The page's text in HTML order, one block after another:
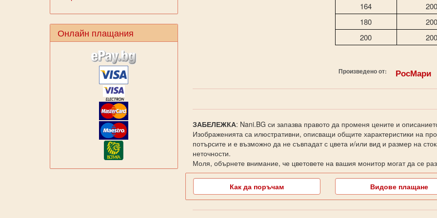
Онлайн плащания
164
180
200
Произведено от: РосМари
ЗАБЕЛЕЖКА: Nani.BG си запазва правото да променя цените и
Изображенията са илюстративни, описващи общите характеристики на
потърсите и е възможно да не съвпадат с цвета и/или вид и размер на
неточности.
Моля, обърнете внимание, че цветовете на вашия монитор могат да се
Как да поръчам Видове плащане